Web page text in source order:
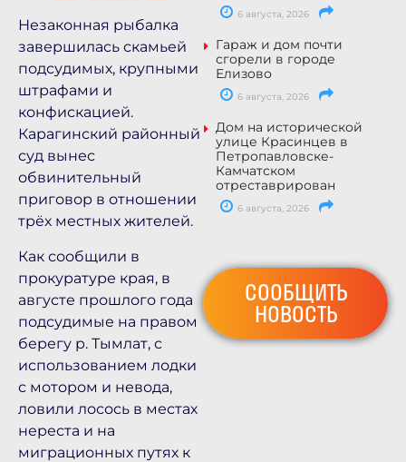
Незаконная рыбалка
завершилась скамьей
подсудимых, крупными
штрафами и
конфискацией.
Карагинский районный
суд вынес
обвинительный
приговор в отношении
трёх местных жителей.
Как сообщили в
прокуратуре края, в
августе прошлого года
подсудимые на правом
берегу р. Тымлат, с
использованием лодки
с мотором и невода,
ловили лосось в местах
нереста и на
миграционных путях к
6 августа, 2026
Гараж и дом почти
сгорели в городе
Елизово
6 августа, 2026
Дом на исторической
улице Красинцев в
Петропавловске-
Камчатском
отреставрирован
6 августа, 2026
СООБЩИТЬ
НОВОСТЬ